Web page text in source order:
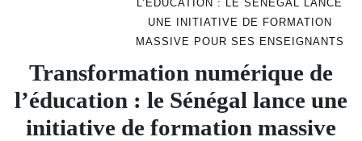
L’ÉDUCATION : LE SÉNÉGAL LANCE
UNE INITIATIVE DE FORMATION
MASSIVE POUR SES ENSEIGNANTS
Transformation numérique de
l’éducation : le Sénégal lance une
initiative de formation massive